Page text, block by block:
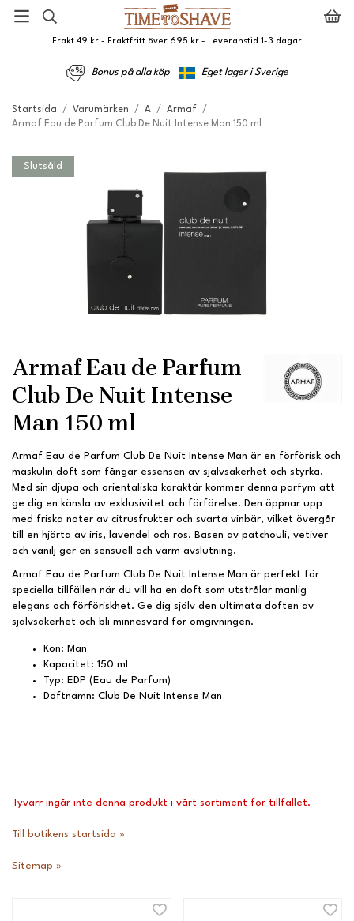
Frakt 49 kr - Fraktfritt över 695 kr - Leveranstid 1-3 dagar
Bonus på alla köp Eget lager i Sverige
Startsida / Varumärken / A / Armaf
/
Armaf Eau de Parfum Club De Nuit Intense Man 150 ml
Slutsåld
Armaf Eau de Parfum
Club De Nuit Intense
Man 150 ml
Armaf Eau de Parfum Club De Nuit Intense Man är en förförisk och
maskulin doft som fångar essensen av självsäkerhet och styrka.
Med sin djupa och orientaliska karaktär kommer denna parfym att
ge dig en känsla av exklusivitet och förförelse. Den öppnar upp
med friska noter av citrusfrukter och svarta vinbär, vilket övergår
till en hjärta av iris, lavendel och ros. Basen av patchouli, vetiver
och vanilj ger en sensuell och varm avslutning.
Armaf Eau de Parfum Club De Nuit Intense Man är perfekt för
speciella tillfällen när du vill ha en doft som utstrålar manlig
elegans och förföriskhet. Ge dig själv den ultimata doften av
självsäkerhet och bli minnesvärd för omgivningen.
Kön: Män
Kapacitet: 150 ml
Typ: EDP (Eau de Parfum)
Doftnamn: Club De Nuit Intense Man
Tyvärr ingår inte denna produkt i vårt sortiment för tillfället.
Till butikens startsida »
Sitemap »